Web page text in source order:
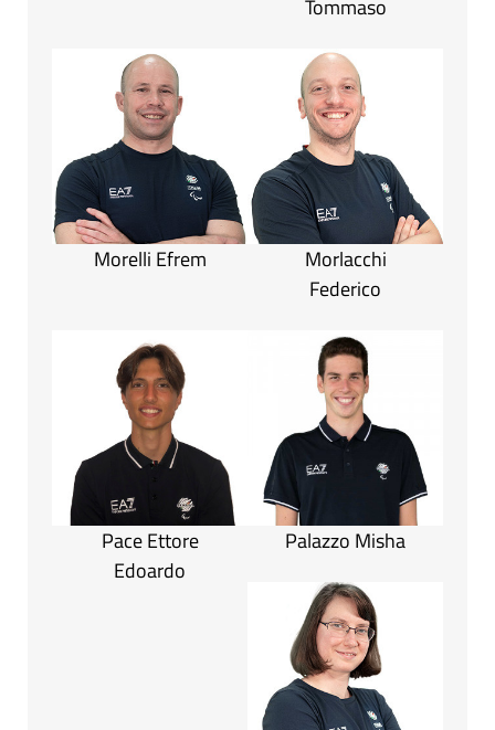
Tommaso
Morelli Efrem
Morlacchi
Federico
Pace Ettore
Edoardo
Palazzo Misha